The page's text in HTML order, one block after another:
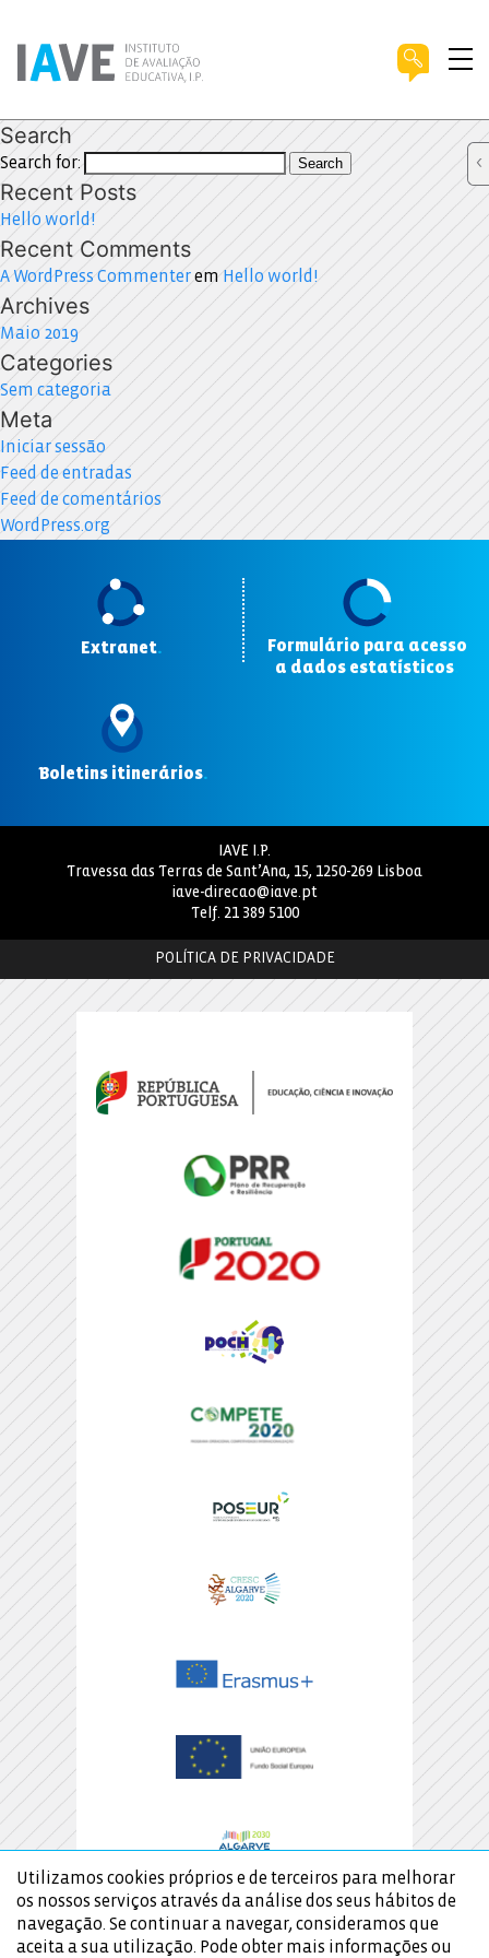
Search
Search for: Search
Recent Posts
Hello world!
Recent Comments
A WordPress Commenterem Hello world!
Archives
Maio 2019
Categories
Sem categoria
Meta
Iniciar sessão
Feed de entradas
Feed de comentários
WordPress.org
Extranet.
Formulário para acesso
a dados estatísticos
Boletins itinerários.
IAVE I.P.
Travessa das Terras de Sant’Ana, 15, 1250-269 Lisboa
iave-direcao@iave.pt
Telf. 21 389 5100
POLÍTICA DE PRIVACIDADE
Utilizamos cookies próprios e de terceiros para melhorar
os nossos serviços através da análise dos seus hábitos de
navegação. Se continuar a navegar, consideramos que
aceita a sua utilização. Pode obter mais informações ou